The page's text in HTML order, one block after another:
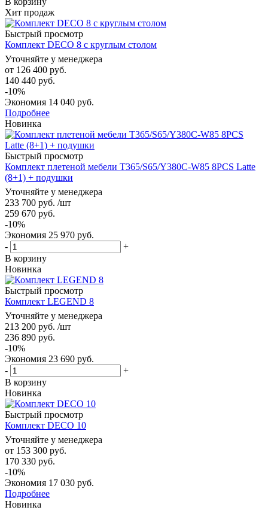
Хит продаж
Быстрый просмотр
Комплект DECO 8 с круглым столом
Уточняйте у менеджера
от 126 400 руб.
140 440 руб.
-10%
Экономия 14 040 руб.
Подробнее
Новинка
Быстрый просмотр
Комплект плетеной мебели T365/S65/Y380C-W85 8PCS Latte
(8+1) + подушки
Уточняйте у менеджера
233 700 руб. /шт
259 670 руб.
-10%
Экономия 25 970 руб.
-
+
В корзину
Новинка
Быстрый просмотр
Комплект LEGEND 8
Уточняйте у менеджера
213 200 руб. /шт
236 890 руб.
-10%
Экономия 23 690 руб.
-
+
В корзину
Новинка
Быстрый просмотр
Комплект DECO 10
Уточняйте у менеджера
от 153 300 руб.
170 330 руб.
-10%
Экономия 17 030 руб.
Подробнее
Новинка